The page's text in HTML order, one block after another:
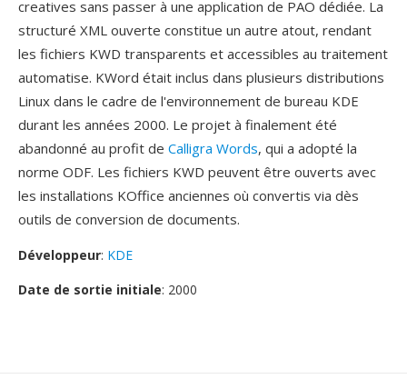
creatives sans passer à une application de PAO dédiée. La
structuré XML ouverte constitue un autre atout, rendant
les fichiers KWD transparents et accessibles au traitement
automatise. KWord était inclus dans plusieurs distributions
Linux dans le cadre de l'environnement de bureau KDE
durant les années 2000. Le projet à finalement été
abandonné au profit de Calligra Words, qui a adopté la
norme ODF. Les fichiers KWD peuvent être ouverts avec
les installations KOffice anciennes où convertis via dès
outils de conversion de documents.
Développeur: KDE
Date de sortie initiale: 2000